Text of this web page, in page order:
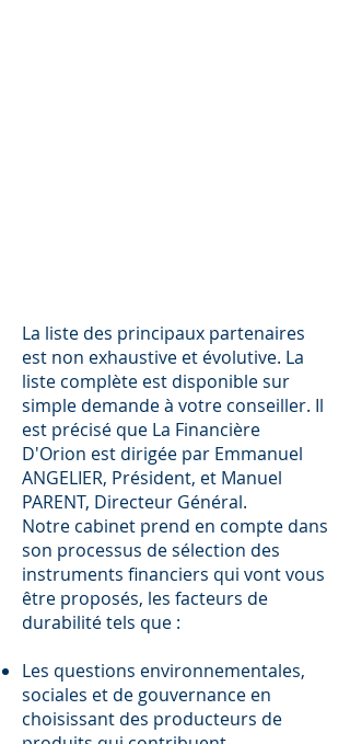
La liste des principaux partenaires
est non exhaustive et évolutive. La
liste complète est disponible sur
simple demande à votre conseiller. Il
est précisé que La Financière
D'Orion est dirigée par Emmanuel
ANGELIER, Président, et Manuel
PARENT, Directeur Général.
Notre cabinet prend en compte dans
son processus de sélection des
instruments ﬁnanciers qui vont vous
être proposés, les facteurs de
durabilité tels que :
Les questions environnementales,
sociales et de gouvernance en
choisissant des producteurs de